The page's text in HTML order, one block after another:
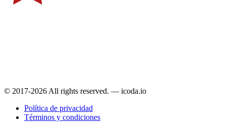
© 2017-2026 All rights reserved. — icoda.io
Política de privacidad
Términos y condiciones